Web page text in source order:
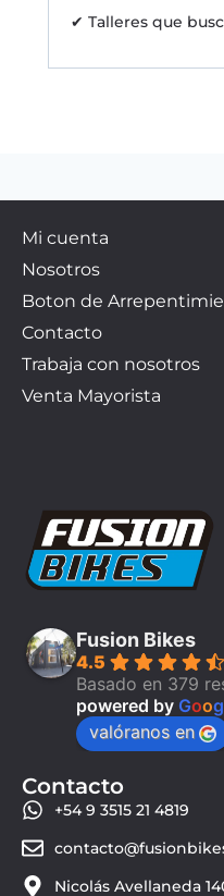
✔ Talleres que
Mi cuenta
Nosotros
Boton de
Contacto
Trabaja con nosotros
Venta Mayorista
Fusion Bikes
4.5
Basado en 379
powered by Goog
valóranos en
Contacto
+54 9 3515 21 4819
Nicolás Avellaneda